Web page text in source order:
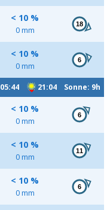
< 10 %
0 mm
18
< 10 %
0 mm
6
05:44 21:04 Sonne: 9h
< 10 %
0 mm
6
< 10 %
0 mm
11
< 10 %
0 mm
6